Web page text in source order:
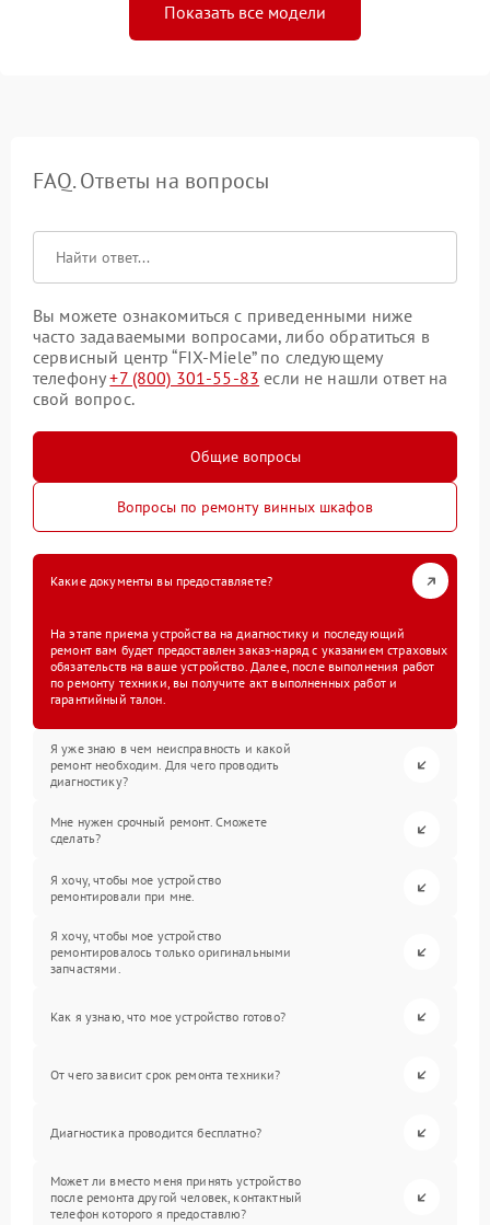
Показать все модели
FAQ. Ответы на вопросы
Вы можете ознакомиться с приведенными ниже
часто задаваемыми вопросами, либо обратиться в
сервисный центр “FIX-Miele” по следующему
телефону+7 (800) 301-55-83 если не нашли ответ на
свой вопрос.
Общие вопросы
Вопросы по ремонту винных шкафов
Какие документы вы предоставляете?
На этапе приема устройства на диагностику и последующий
ремонт вам будет предоставлен заказ-наряд с указанием страховых
обязательств на ваше устройство. Далее, после выполнения работ
по ремонту техники, вы получите акт выполненных работ и
гарантийный талон.
Я уже знаю в чем неисправность и какой
ремонт необходим. Для чего проводить
диагностику?
Мне нужен срочный ремонт. Сможете
сделать?
Я хочу, чтобы мое устройство
ремонтировали при мне.
Я хочу, чтобы мое устройство
ремонтировалось только оригинальными
запчастями.
Как я узнаю, что мое устройство готово?
От чего зависит срок ремонта техники?
Диагностика проводится бесплатно?
Может ли вместо меня принять устройство
после ремонта другой человек, контактный
телефон которого я предоставлю?